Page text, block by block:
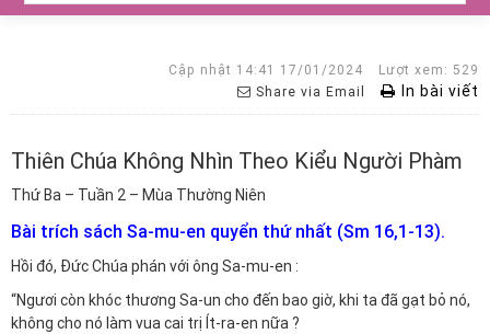
Cập nhật 14:41 17/01/2024
Lượt xem: 529
Share via Email
In bài viết
Thiên Chúa Không Nhìn Theo Kiểu Người Phàm
Thứ Ba – Tuần 2 – Mùa Thường Niên
Bài trích sách Sa-mu-en quyển thứ nhất (Sm 16,1-13).
Hồi đó, Đức Chúa phán với ông Sa-mu-en :
“Ngươi còn khóc thương Sa-un cho đến bao giờ, khi ta đã gạt bỏ nó,
không cho nó làm vua cai trị Ít-ra-en nữa ?